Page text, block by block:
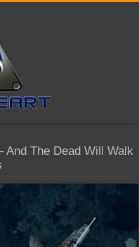
And The Dead Will Walk